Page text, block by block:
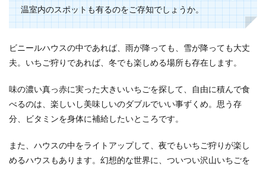
温室内のスポットも有るのをご存知でしょうか。
ビニールハウスの中であれば、雨が降っても、雪が降っても大丈
夫。いちご狩りであれば、冬でも楽しめる場所も存在します。
味の濃い真っ赤に実った大きいいちごを探して、自由に積んで食
べるのは、楽しいし美味しいのダブルでいい事ずくめ。思う存
分、ビタミンを身体に補給したいところです。
また、ハウスの中をライトアップして、夜でもいちご狩りが楽し
めるハウスもあります。幻想的な世界に、ついつい沢山いちごを